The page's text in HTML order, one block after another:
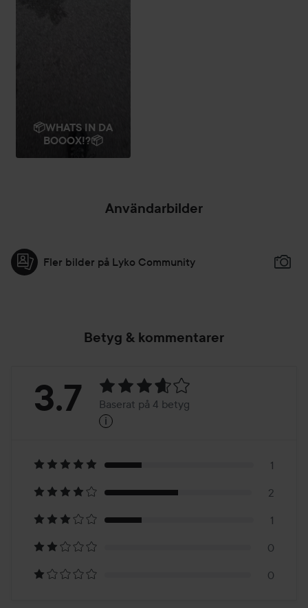
📦WHATS IN DA
BOOOX!?📦
Användarbilder
Fler bilder på Lyko Community
Betyg & kommentarer
Betyg:
Baserat
på
4
betyg
3.7 Baserat på 4 betyg
i
1
2
1
0
0